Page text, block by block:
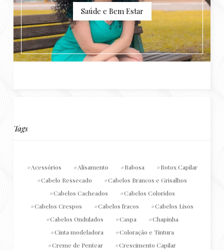
Saúde e Bem Estar
Tags
Acessórios Alisamento Babosa
Botox Capilar
Cabelo Ressecado
Cabelos Brancos e Grisalhos
Cabelos Cacheados
Cabelos Coloridos
Cabelos Crespos
Cabelos fracos
Cabelos Lisos
Cabelos Ondulados
Caspa
Chapinha
Cinta modeladora
Coloração e Tintura
Creme de Pentear
Crescimento Capilar